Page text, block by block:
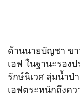
ด้านนายบัญชา ขา
เอฟ ในฐานะรอง
รักษ์นิเวศ ลุ่มน้ำป่
เอฟตระหนักถึงค